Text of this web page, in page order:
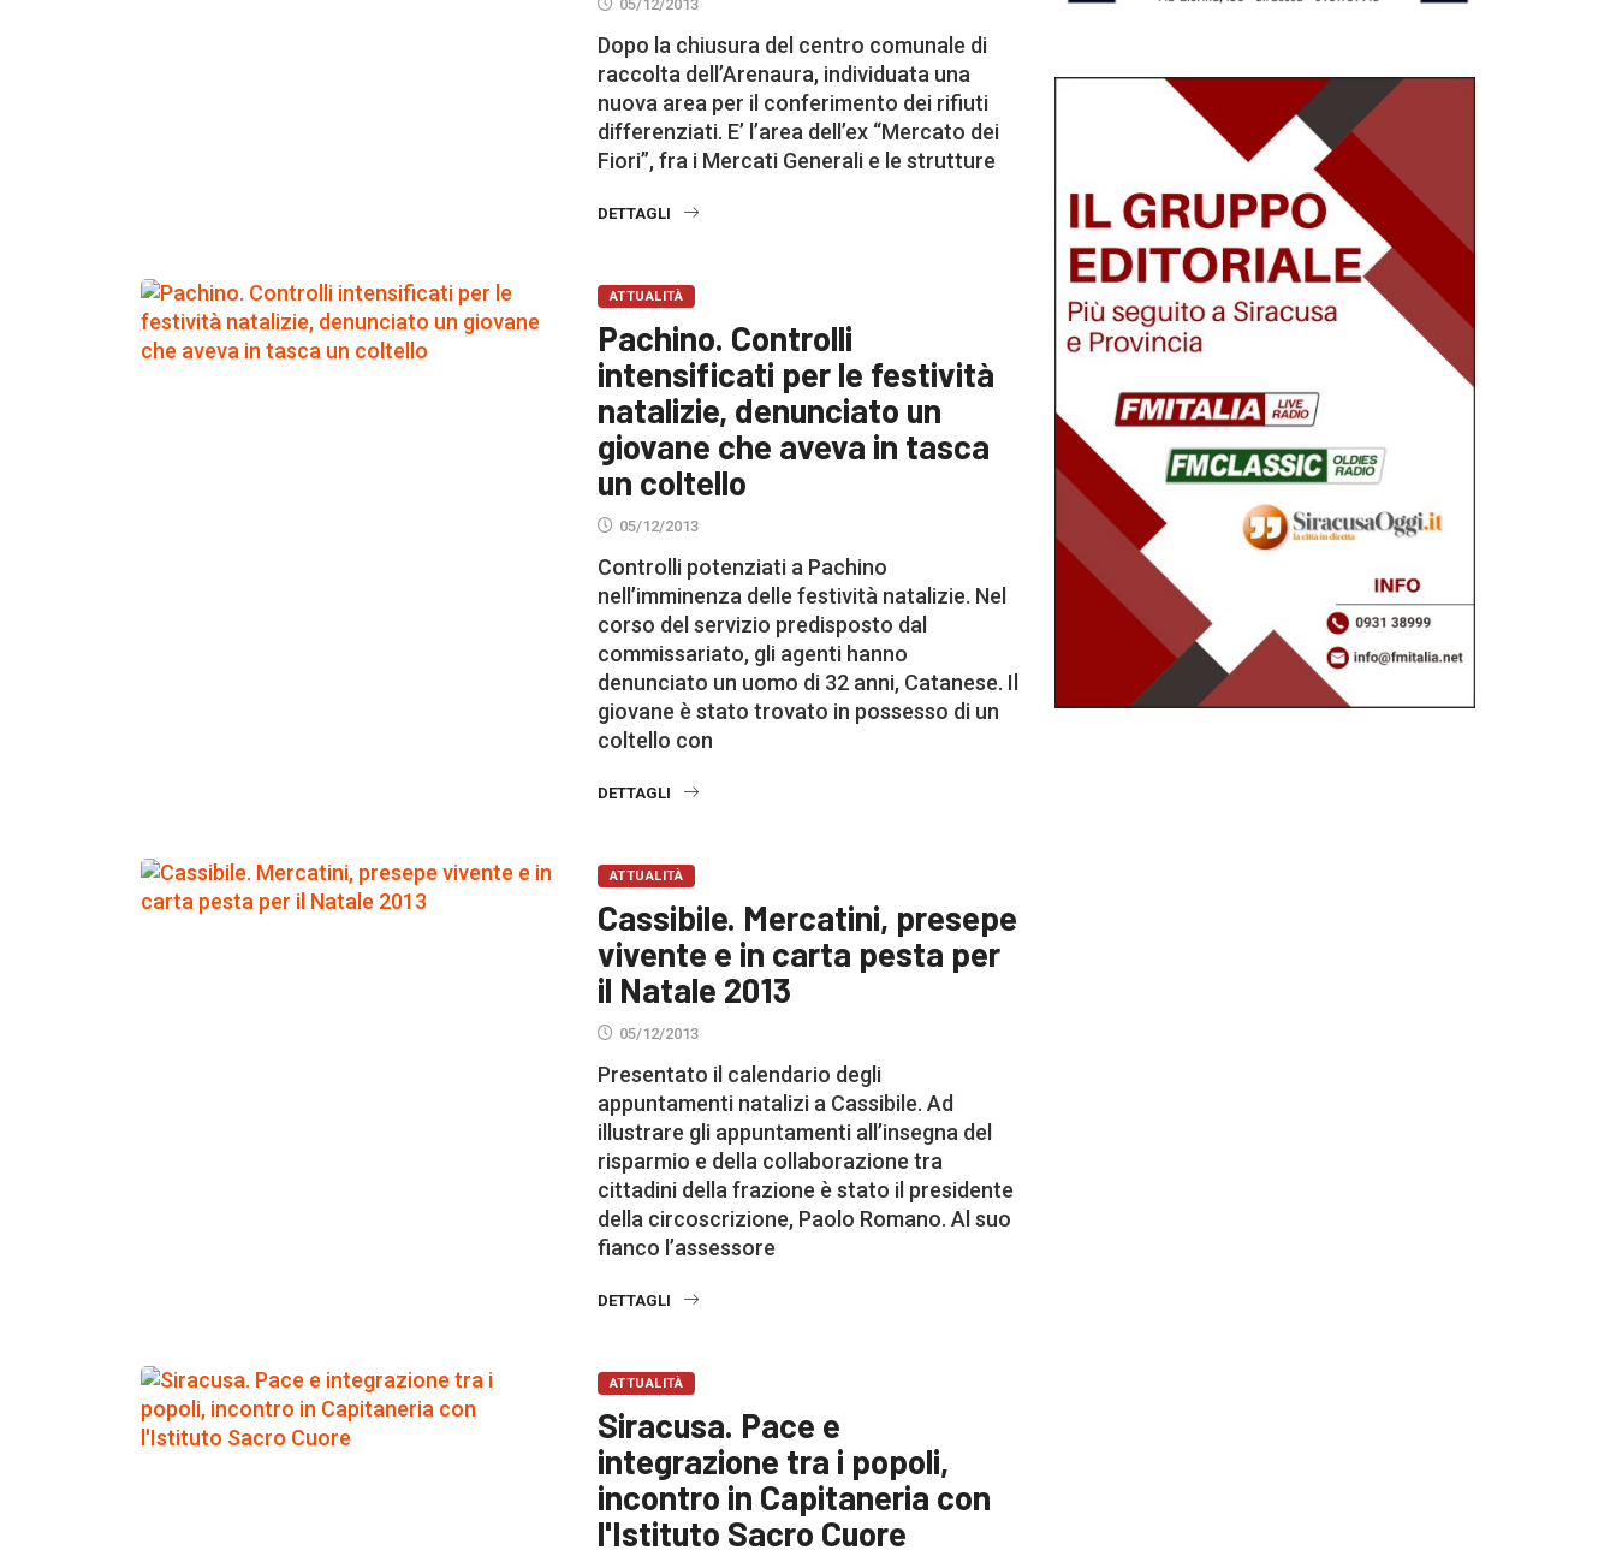
05/12/2013
Dopo la chiusura del centro comunale di
raccolta dell’Arenaura, individuata una
nuova area per il conferimento dei rifiuti
differenziati. E’ l’area dell’ex “Mercato dei
Fiori”, fra i Mercati Generali e le strutture
DETTAGLI
ATTUALITÀ
Pachino. Controlli
intensificati per le festività
natalizie, denunciato un
giovane che aveva in tasca
un coltello
05/12/2013
Controlli potenziati a Pachino
nell’imminenza delle festività natalizie. Nel
corso del servizio predisposto dal
commissariato, gli agenti hanno
denunciato un uomo di 32 anni, Catanese. Il
giovane è stato trovato in possesso di un
coltello con
DETTAGLI
ATTUALITÀ
Cassibile. Mercatini, presepe
vivente e in carta pesta per
il Natale 2013
05/12/2013
Presentato il calendario degli
appuntamenti natalizi a Cassibile. Ad
illustrare gli appuntamenti all’insegna del
risparmio e della collaborazione tra
cittadini della frazione è stato il presidente
della circoscrizione, Paolo Romano. Al suo
fianco l’assessore
DETTAGLI
ATTUALITÀ
Siracusa. Pace e
integrazione tra i popoli,
incontro in Capitaneria con
l'Istituto Sacro Cuore